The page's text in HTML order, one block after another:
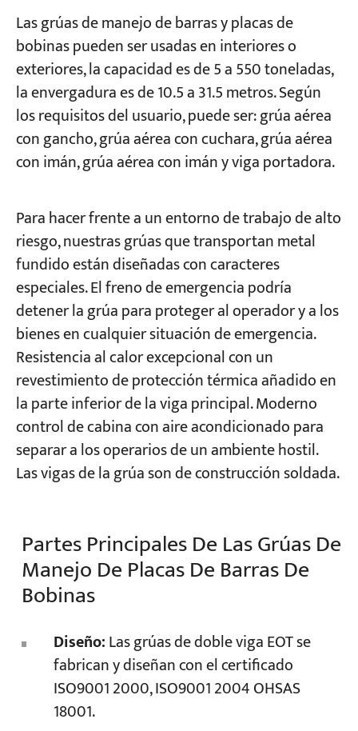
Las grúas de manejo de barras y placas de
bobinas pueden ser usadas en interiores o
exteriores, la capacidad es de 5 a 550 toneladas,
la envergadura es de 10.5 a 31.5 metros. Según
los requisitos del usuario, puede ser: grúa aérea
con gancho, grúa aérea con cuchara, grúa aérea
con imán, grúa aérea con imán y viga portadora.
Para hacer frente a un entorno de trabajo de alto
riesgo, nuestras grúas que transportan metal
fundido están diseñadas con caracteres
especiales. El freno de emergencia podría
detener la grúa para proteger al operador y a los
bienes en cualquier situación de emergencia.
Resistencia al calor excepcional con un
revestimiento de protección térmica añadido en
la parte inferior de la viga principal. Moderno
control de cabina con aire acondicionado para
separar a los operarios de un ambiente hostil.
Las vigas de la grúa son de construcción soldada.
Partes Principales De Las Grúas De
Manejo De Placas De Barras De
Bobinas
Diseño:Las grúas de doble viga EOT se
fabrican y diseñan con el certificado
ISO9001 2000, ISO9001 2004 OHSAS
18001.